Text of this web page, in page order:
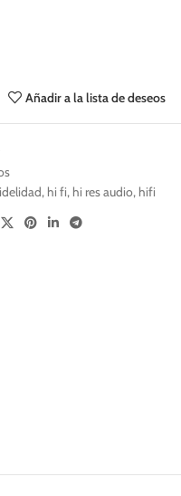
Añadir a la lista de deseos
, hi fi, hi res audio, hifi